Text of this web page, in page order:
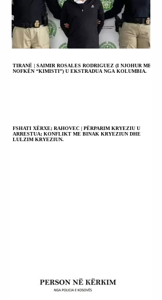
TIRANË | SAIMIR ROSALES RODRIGUEZ (I NJOHUR ME
NOFKËN “KIMISTI”) U EKSTRADUA NGA KOLUMBIA.
FSHATI XËRXE; RAHOVEC | PËRPARIM KRYEZIU U
ARRESTUA; KONFLIKT ME BINAK KRYEZIUN DHE
LULZIM KRYEZIUN.